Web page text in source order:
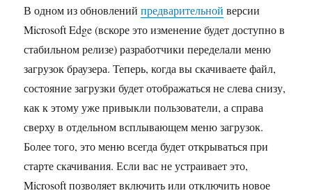
В одном из обновленийпредварительной версии
Microsoft Edge (вскоре это изменение будет доступно в
стабильном релизе) разработчики переделали меню
загрузок браузера. Теперь, когда вы скачиваете файл,
состояние загрузки будет отображаться не слева снизу,
как к этому уже привыкли пользователи, а справа
сверху в отдельном всплывающем меню загрузок.
Более того, это меню всегда будет открываться при
старте скачивания. Если вас не устраивает это,
Microsoft позволяет включить или отключить новое